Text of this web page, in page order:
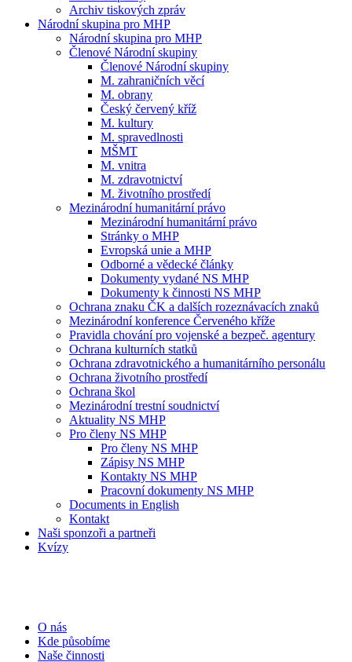
Archiv tiskových zpráv
Národní skupina pro MHP
Národní skupina pro MHP
Členové Národní skupiny
Členové Národní skupiny
M. zahraničních věcí
M. obrany
Český červený kříž
M. kultury
M. spravedlnosti
MŠMT
M. vnitra
M. zdravotnictví
M. životního prostředí
Mezinárodní humanitární právo
Mezinárodní humanitární právo
Stránky o MHP
Evropská unie a MHP
Odborné a vědecké články
Dokumenty vydané NS MHP
Dokumenty k činnosti NS MHP
Ochrana znaku ČK a dalších rozeznávacích znaků
Mezinárodní konference Červeného kříže
Pravidla chování pro vojenské a bezpeč. agentury
Ochrana kulturních statků
Ochrana zdravotnického a humanitárního personálu
Ochrana životního prostředí
Ochrana škol
Mezinárodní trestní soudnictví
Aktuality NS MHP
Pro členy NS MHP
Pro členy NS MHP
Zápisy NS MHP
Kontakty NS MHP
Pracovní dokumenty NS MHP
Documents in English
Kontakt
Naši sponzoři a partneři
Kvízy
O nás
Kde působíme
Naše činnosti